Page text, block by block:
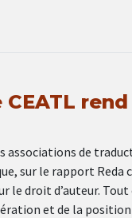
CEATL
associations de
sur le rapport Reda
le droit d’auteur.
et de la